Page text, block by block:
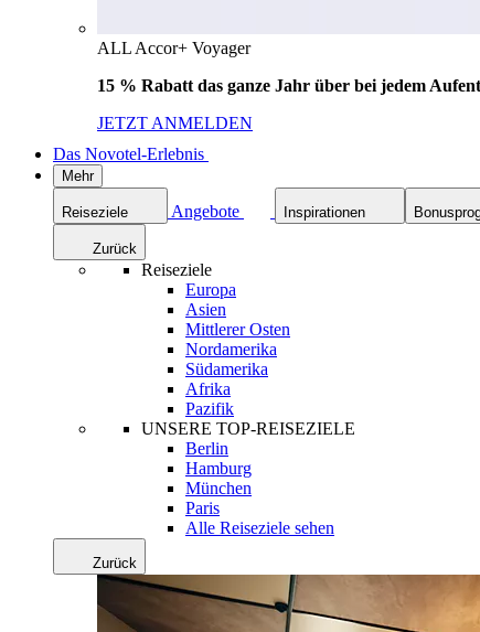
ALL Accor+ Voyager
15 % Rabatt das ganze Jahr über bei jedem
JETZT ANMELDEN
Das Novotel-Erlebnis
Mehr
Reiseziele Angebote Inspirationen
Zurück
Reiseziele
Europa
Asien
Mittlerer Osten
Nordamerika
Südamerika
Afrika
Pazifik
UNSERE TOP-REISEZIELE
Berlin
Hamburg
München
Paris
Alle Reiseziele sehen
Zurück